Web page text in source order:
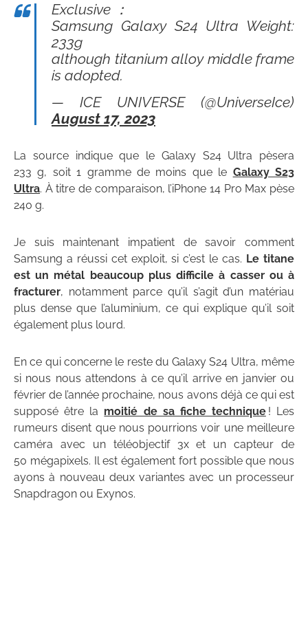
Exclusive ：
Samsung Galaxy S24 Ultra Weight:
233g
although titanium alloy middle frame
is adopted.
— ICE UNIVERSE (@UniverseIce)
August 17, 2023
La source indique que le Galaxy S24 Ultra pèsera
233 g, soit 1 gramme de moins que le Galaxy S23
Ultra. À titre de comparaison, l’iPhone 14 Pro Max pèse
240 g.
Je suis maintenant impatient de savoir comment
Samsung a réussi cet exploit, si c’est le cas. Le titane
est un métal beaucoup plus difficile à casser ou à
fracturer, notamment parce qu’il s’agit d’un matériau
plus dense que l’aluminium, ce qui explique qu’il soit
également plus lourd.
En ce qui concerne le reste du Galaxy S24 Ultra, même
si nous nous attendons à ce qu’il arrive en janvier ou
février de l’année prochaine, nous avons déjà ce qui est
supposé être la moitié de sa fiche technique! Les
rumeurs disent que nous pourrions voir une meilleure
caméra avec un téléobjectif 3x et un capteur de
50 mégapixels. Il est également fort possible que nous
ayons à nouveau deux variantes avec un processeur
Snapdragon ou Exynos.